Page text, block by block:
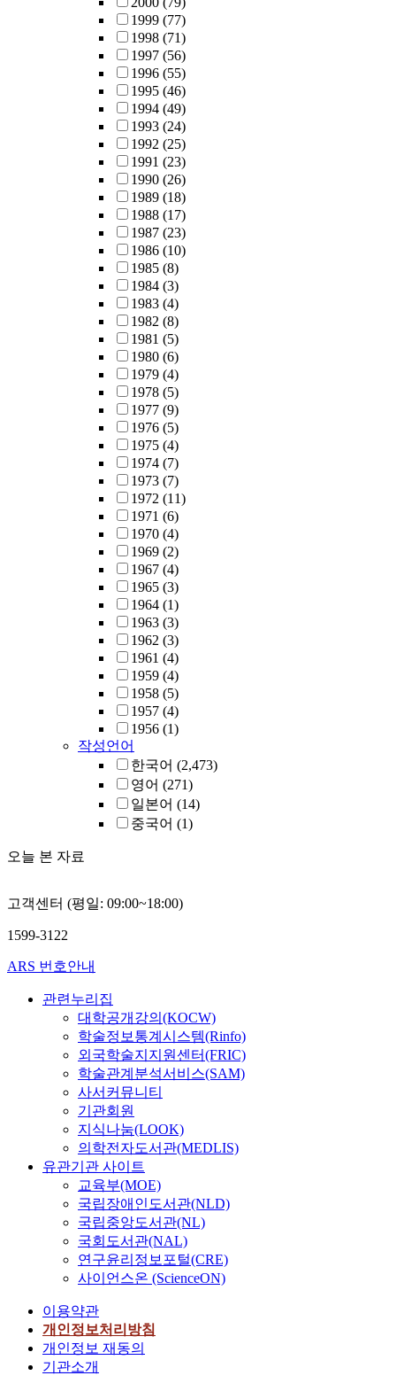
1999 (77)
1998 (71)
1997 (56)
1996 (55)
1995 (46)
1994 (49)
1993 (24)
1992 (25)
1991 (23)
1990 (26)
1989 (18)
1988 (17)
1987 (23)
1986 (10)
1985 (8)
1984 (3)
1983 (4)
1982 (8)
1981 (5)
1980 (6)
1979 (4)
1978 (5)
1977 (9)
1976 (5)
1975 (4)
1974 (7)
1973 (7)
1972 (11)
1971 (6)
1970 (4)
1969 (2)
1967 (4)
1965 (3)
1964 (1)
1963 (3)
1962 (3)
1961 (4)
1959 (4)
1958 (5)
1957 (4)
1956 (1)
작성언어
한국어 (2,473)
영어 (271)
일본어 (14)
중국어 (1)
오늘 본 자료
고객센터 (평일: 09:00~18:00)
1599-3122
ARS 번호안내
관련누리집
대학공개강의(KOCW)
학술정보통계시스템(Rinfo)
외국학술지지원센터(FRIC)
학술관계분석서비스(SAM)
사서커뮤니티
기관회원
지식나눔(LOOK)
의학전자도서관(MEDLIS)
유관기관 사이트
교육부(MOE)
국립장애인도서관(NLD)
국립중앙도서관(NL)
국회도서관(NAL)
연구윤리정보포털(CRE)
사이언스온 (ScienceON)
이용약관
개인정보처리방침
개인정보 재동의
기관소개